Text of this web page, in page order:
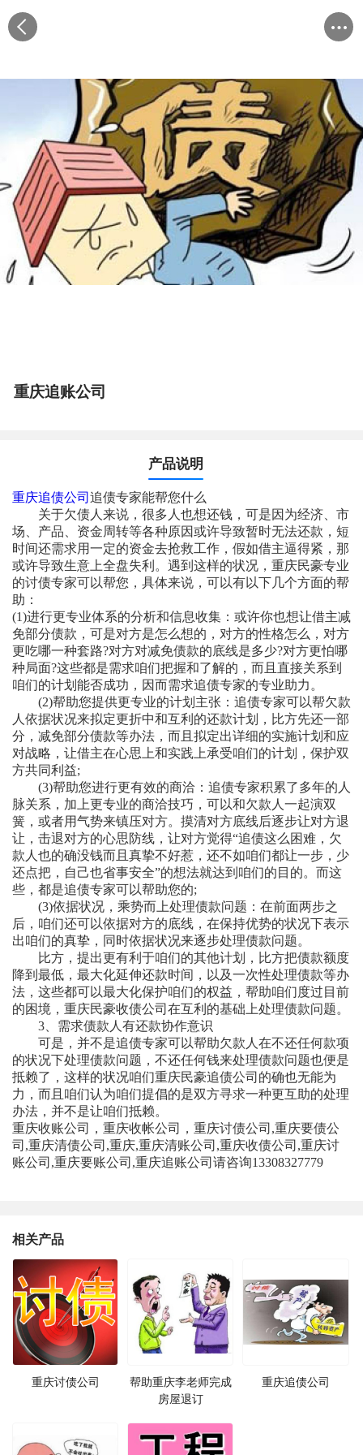
重庆追账公司
产品说明
重庆追债公司 追债专家能帮您什么
关于欠债人来说，很多人也想还钱，可是因为经济、市
场、产品、资金周转等各种原因或许导致暂时无法还款，短
时间还需求用一定的资金去抢救工作，假如借主逼得紧，那
或许导致生意上全盘失利。遇到这样的状况，重庆民豪专业
的讨债专家可以帮您，具体来说，可以有以下几个方面的帮
助：
(1)进行更专业体系的分析和信息收集：或许你也想让借主减
免部分债款，可是对方是怎么想的，对方的性格怎么，对方
更吃哪一种套路?对方对减免债款的底线是多少?对方更怕哪
种局面?这些都是需求咱们把握和了解的，而且直接关系到
咱们的计划能否成功，因而需求追债专家的专业助力。
(2)帮助您提供更专业的计划主张：追债专家可以帮欠款
人依据状况来拟定更折中和互利的还款计划，比方先还一部
分，减免部分债款等办法，而且拟定出详细的实施计划和应
对战略，让借主在心思上和实践上承受咱们的计划，保护双
方共同利益;
(3)帮助您进行更有效的商洽：追债专家积累了多年的人
脉关系，加上更专业的商洽技巧，可以和欠款人一起演双
簧，或者用气势来镇压对方。摸清对方底线后逐步让对方退
让，击退对方的心思防线，让对方觉得“追债这么困难，欠
款人也的确没钱而且真挚不好惹，还不如咱们都让一步，少
还点把，自己也省事安全”的想法就达到咱们的目的。而这
些，都是追债专家可以帮助您的;
(3)依据状况，乘势而上处理债款问题：在前面两步之
后，咱们还可以依据对方的底线，在保持优势的状况下表示
出咱们的真挚，同时依据状况来逐步处理债款问题。
比方，提出更有利于咱们的其他计划，比方把债款额度
降到最低，最大化延伸还款时间，以及一次性处理债款等办
法，这些都可以最大化保护咱们的权益，帮助咱们度过目前
的困境，重庆民豪收债公司在互利的基础上处理债款问题。
3、需求债款人有还款协作意识
可是，并不是追债专家可以帮助欠款人在不还任何款项
的状况下处理债款问题，不还任何钱来处理债款问题也便是
抵赖了，这样的状况咱们重庆民豪追债公司的确也无能为
力，而且咱们认为咱们提倡的是双方寻求一种更互助的处理
办法，并不是让咱们抵赖。
重庆收账公司，重庆收帐公司，重庆讨债公司,重庆要债公
司,重庆清债公司,重庆,重庆清账公司,重庆收债公司,重庆讨
账公司,重庆要账公司,重庆追账公司请咨询13308327779
相关产品
重庆讨债公司
帮助重庆李老师完成
房屋退订
重庆追债公司